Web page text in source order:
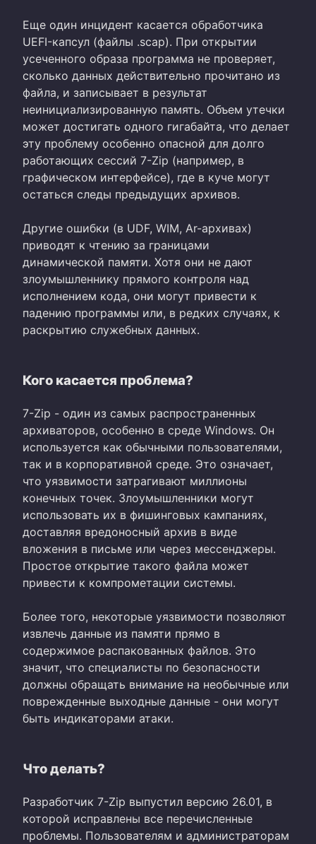
Еще один инцидент касается обработчика
UEFI-капсул (файлы .scap). При открытии
усеченного образа программа не проверяет,
сколько данных действительно прочитано из
файла, и записывает в результат
неинициализированную память. Объем утечки
может достигать одного гигабайта, что делает
эту проблему особенно опасной для долго
работающих сессий 7-Zip (например, в
графическом интерфейсе), где в куче могут
остаться следы предыдущих архивов.
Другие ошибки (в UDF, WIM, Ar-архивах)
приводят к чтению за границами
динамической памяти. Хотя они не дают
злоумышленнику прямого контроля над
исполнением кода, они могут привести к
падению программы или, в редких случаях, к
раскрытию служебных данных.
Кого касается проблема?
7-Zip - один из самых распространенных
архиваторов, особенно в среде Windows. Он
используется как обычными пользователями,
так и в корпоративной среде. Это означает,
что уязвимости затрагивают миллионы
конечных точек. Злоумышленники могут
использовать их в фишинговых кампаниях,
доставляя вредоносный архив в виде
вложения в письме или через мессенджеры.
Простое открытие такого файла может
привести к компрометации системы.
Более того, некоторые уязвимости позволяют
извлечь данные из памяти прямо в
содержимое распакованных файлов. Это
значит, что специалисты по безопасности
должны обращать внимание на необычные или
поврежденные выходные данные - они могут
быть индикаторами атаки.
Что делать?
Разработчик 7-Zip выпустил версию 26.01, в
которой исправлены все перечисленные
проблемы. Пользователям и администраторам